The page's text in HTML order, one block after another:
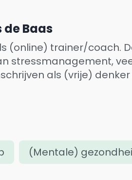
de Baas
(online) trainer/coach.
stressmanagement,
als (vrije)
(Mentale)